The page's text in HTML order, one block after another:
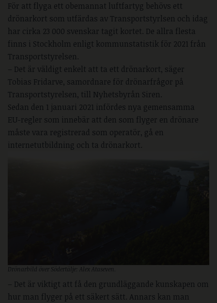
För att flyga ett obemannat luftfartyg behövs ett
drönarkort som utfärdas av Transportstyrlsen och idag
har cirka 23 000 svenskar tagit kortet. De allra flesta
finns i Stockholm enligt kommunstatistik för 2021 från
Transportstyrelsen.
– Det är väldigt enkelt att ta ett drönarkort, säger
Tobias Fridarve, samordnare för drönarfrågor på
Transportstyrelsen, till Nyhetsbyrån Siren.
Sedan den 1 januari 2021 infördes nya gemensamma
EU-regler som innebär att den som flyger en drönare
måste vara registrerad som operatör, gå en
internetutbildning och ta drönarkort.
Drönarbild över Södertälje: Alex Ataseven.
– Det är viktigt att få den grundläggande kunskapen om
hur man flyger på ett säkert sätt. Annars kan man